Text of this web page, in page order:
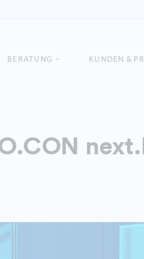
BERATUNG KUNDEN &